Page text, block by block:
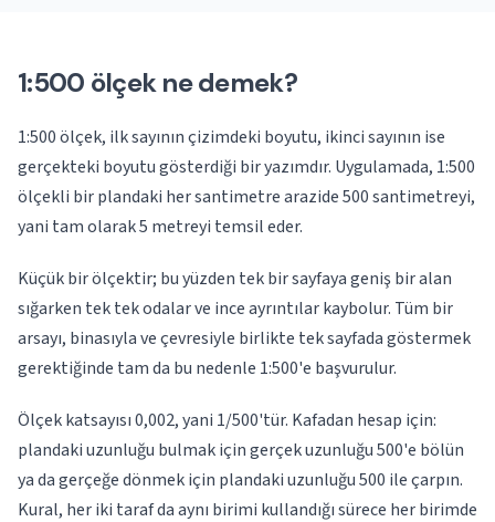
1:500 ölçek ne demek?
1:500 ölçek, ilk sayının çizimdeki boyutu, ikinci sayının ise
gerçekteki boyutu gösterdiği bir yazımdır. Uygulamada, 1:500
ölçekli bir plandaki her santimetre arazide 500 santimetreyi,
yani tam olarak 5 metreyi temsil eder.
Küçük bir ölçektir; bu yüzden tek bir sayfaya geniş bir alan
sığarken tek tek odalar ve ince ayrıntılar kaybolur. Tüm bir
arsayı, binasıyla ve çevresiyle birlikte tek sayfada göstermek
gerektiğinde tam da bu nedenle 1:500'e başvurulur.
Ölçek katsayısı 0,002, yani 1/500'tür. Kafadan hesap için:
plandaki uzunluğu bulmak için gerçek uzunluğu 500'e bölün
ya da gerçeğe dönmek için plandaki uzunluğu 500 ile çarpın.
Kural, her iki taraf da aynı birimi kullandığı sürece her birimde